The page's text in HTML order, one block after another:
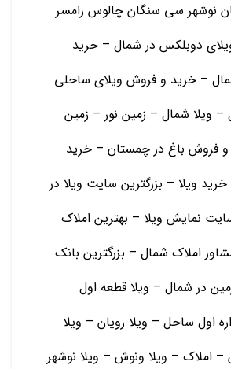
نوشهر سی سنگان چالوس رامسر
دوبلکس در شمال – خرید
– خرید و فروش ویلای ساحلی
ویلا شمال – زمین نور – زمین
فروش باغ در چمستان – خرید
خرید ویلا – بزرگترین سایت ویلا در
نمایش ویلا – بهترین املاک
املاک شمال – بزرگترین بانک
در شمال – ویلا قطعه اول
اول ساحل – ویلا رویان – ویلا
– املاک – ویلا ونوش – ویلا نوشهر